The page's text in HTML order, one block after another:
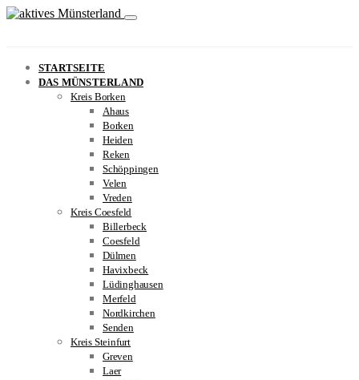
STARTSEITE
DAS MÜNSTERLAND
Kreis Borken
Ahaus
Borken
Heiden
Reken
Schöppingen
Velen
Vreden
Kreis Coesfeld
Billerbeck
Coesfeld
Dülmen
Havixbeck
Lüdinghausen
Merfeld
Nordkirchen
Senden
Kreis Steinfurt
Greven
Laer